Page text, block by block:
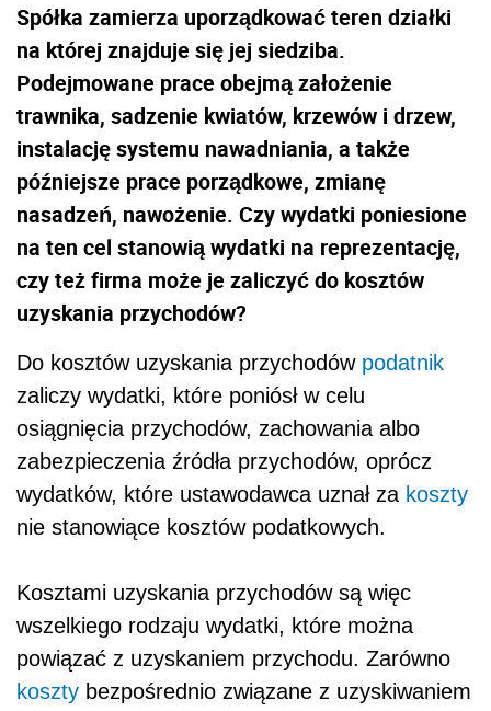
Spółka zamierza uporządkować teren działki
na której znajduje się jej siedziba.
Podejmowane prace obejmą założenie
trawnika, sadzenie kwiatów, krzewów i drzew,
instalację systemu nawadniania, a także
późniejsze prace porządkowe, zmianę
nasadzeń, nawożenie. Czy wydatki poniesione
na ten cel stanowią wydatki na reprezentację,
czy też firma może je zaliczyć do kosztów
uzyskania przychodów?
Do kosztów uzyskania przychodów podatnik
zaliczy wydatki, które poniósł w celu
osiągnięcia przychodów, zachowania albo
zabezpieczenia źródła przychodów, oprócz
wydatków, które ustawodawca uznał za koszty
nie stanowiące kosztów podatkowych.
Kosztami uzyskania przychodów są więc
wszelkiego rodzaju wydatki, które można
powiązać z uzyskaniem przychodu. Zarówno
koszty bezpośrednio związane z uzyskiwaniem